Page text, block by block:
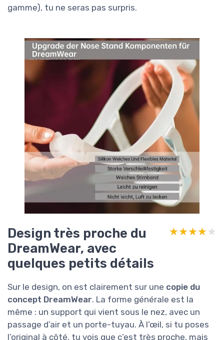
gamme), tu ne seras pas surpris.
Design très proche du
DreamWear, avec
quelques petits détails
★★★★★
★★★★★
Sur le design, on est clairement sur une copie du
concept DreamWear. La forme générale est la
même : un support qui vient sous le nez, avec un
passage d’air et un porte-tuyau. À l’œil, si tu poses
l’original à côté, tu vois que c’est très proche, mais